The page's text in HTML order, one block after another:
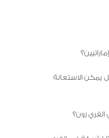
يمكن الاستعانة
زون؟